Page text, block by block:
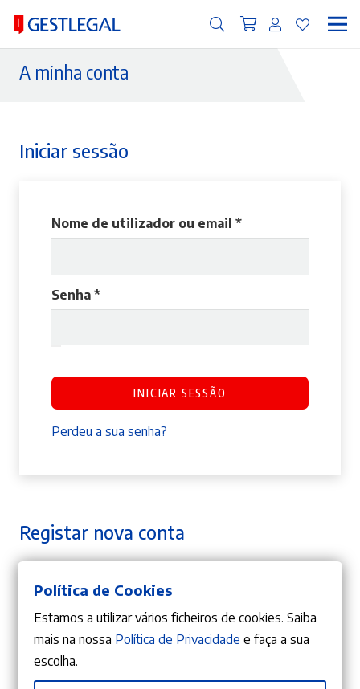
A minha conta
Iniciar sessão
Nome de utilizador ou email *Obrigatório
Senha *Obrigatório
INICIAR SESSÃO
Perdeu a sua senha?
Registar nova conta
A ligação para definir uma nova senha será
Política de Cookies
Estamos a utilizar vários ficheiros de cookies. Saiba
mais na nossa Política de Privacidade e faça a sua
escolha.